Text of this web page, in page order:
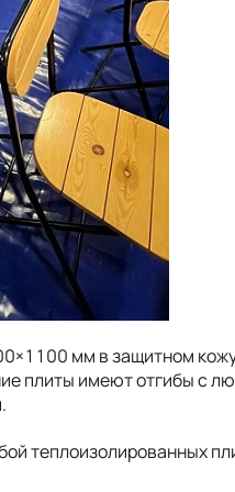
мм в защитном
плиты имеют отгибы с
теплоизолированных